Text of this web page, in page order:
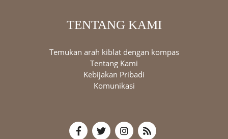
TENTANG KAMI
Temukan arah kiblat dengan kompas
Tentang Kami
Kebijakan Pribadi
Komunikasi